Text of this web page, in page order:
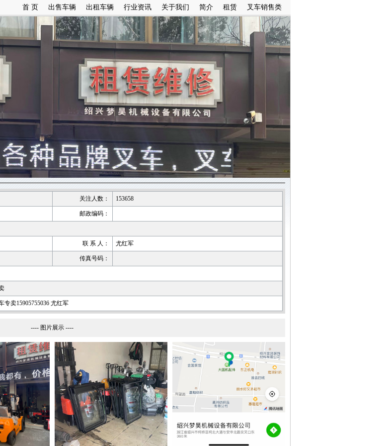
首 页 出售车辆 出租车辆 行业资讯 关于我们 简介 租赁 叉车销售类
关注人数： 153658
邮政编码：
联 系 人： 尤红军
传真号码：
卖15905755036 尤红军
---- 图片展示 ----